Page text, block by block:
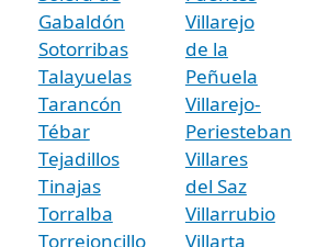
Gabaldón
Sotorribas
Talayuelas
Tarancón
Tébar
Tejadillos
Tinajas
Torralba
Torrejoncillo
Villarejo
de la
Peñuela
Villarejo-
Periesteban
Villares
del Saz
Villarrubio
Villarta